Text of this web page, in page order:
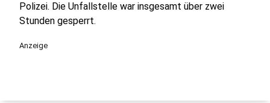
Polizei. Die Unfallstelle war insgesamt über zwei
Stunden gesperrt.
Anzeige